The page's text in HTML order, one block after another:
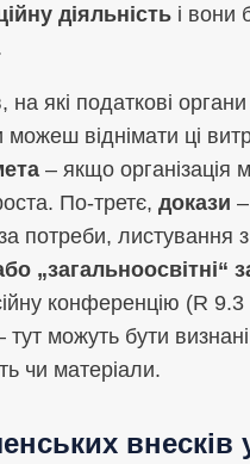
діяльність і вони
на які податкові
можеш віднімати ці
– якщо організація
По-третє, докази
потреби, листування
„загальноосвітні“
конференцію (R 9.3
можуть бути
чи матеріали.